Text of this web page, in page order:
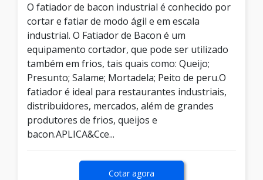
O fatiador de bacon industrial é conhecido por
cortar e fatiar de modo ágil e em escala
industrial. O Fatiador de Bacon é um
equipamento cortador, que pode ser utilizado
também em frios, tais quais como: Queijo;
Presunto; Salame; Mortadela; Peito de peru.O
fatiador é ideal para restaurantes industriais,
distribuidores, mercados, além de grandes
produtores de frios, queijos e
bacon.APLICA&Cce...
Cotar agora